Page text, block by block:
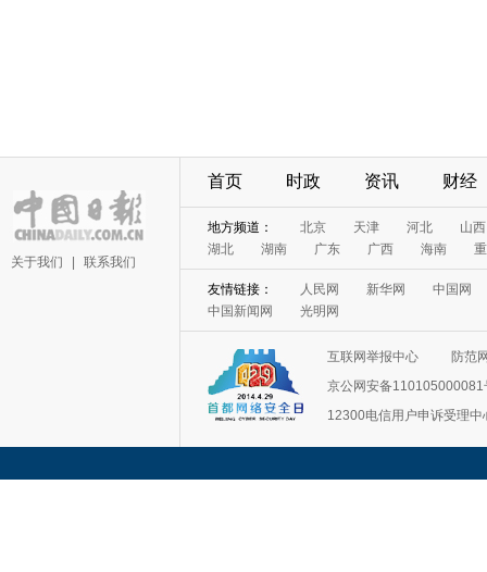
关于我们 联系我们
首页 时政 资讯 财经
地方频道： 北京 天津 河北
山西
湖北
湖南 广东 广西 海南
友情链接： 人民网 新华网
中国网
中国新闻网
光明网
互联网举报中心
防范
京公网安备110105000081
12300电信用户申诉受理中